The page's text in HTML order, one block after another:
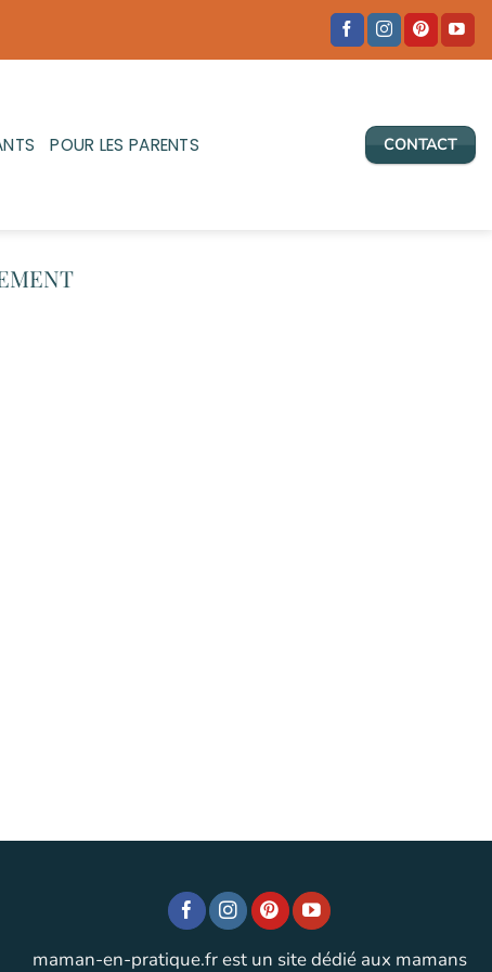
POUR LES PARENTS CONTACT
maman-en-pratique.fr est un site dédié aux mamans